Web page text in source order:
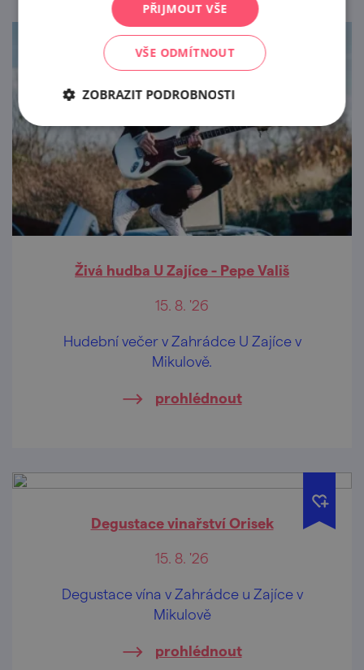
Živá hudba U Zajíce - Pepe Vališ
15. 8. '26
Hudební večer v Zahrádce U Zajíce v
Mikulově.
prohlédnout
Degustace vinařství Orisek
15. 8. '26
Degustace vína v Zahrádce u Zajíce v
Mikulově
prohlédnout
PŘIJMOUT VŠE
VŠE ODMÍTNOUT
ZOBRAZIT PODROBNOSTI